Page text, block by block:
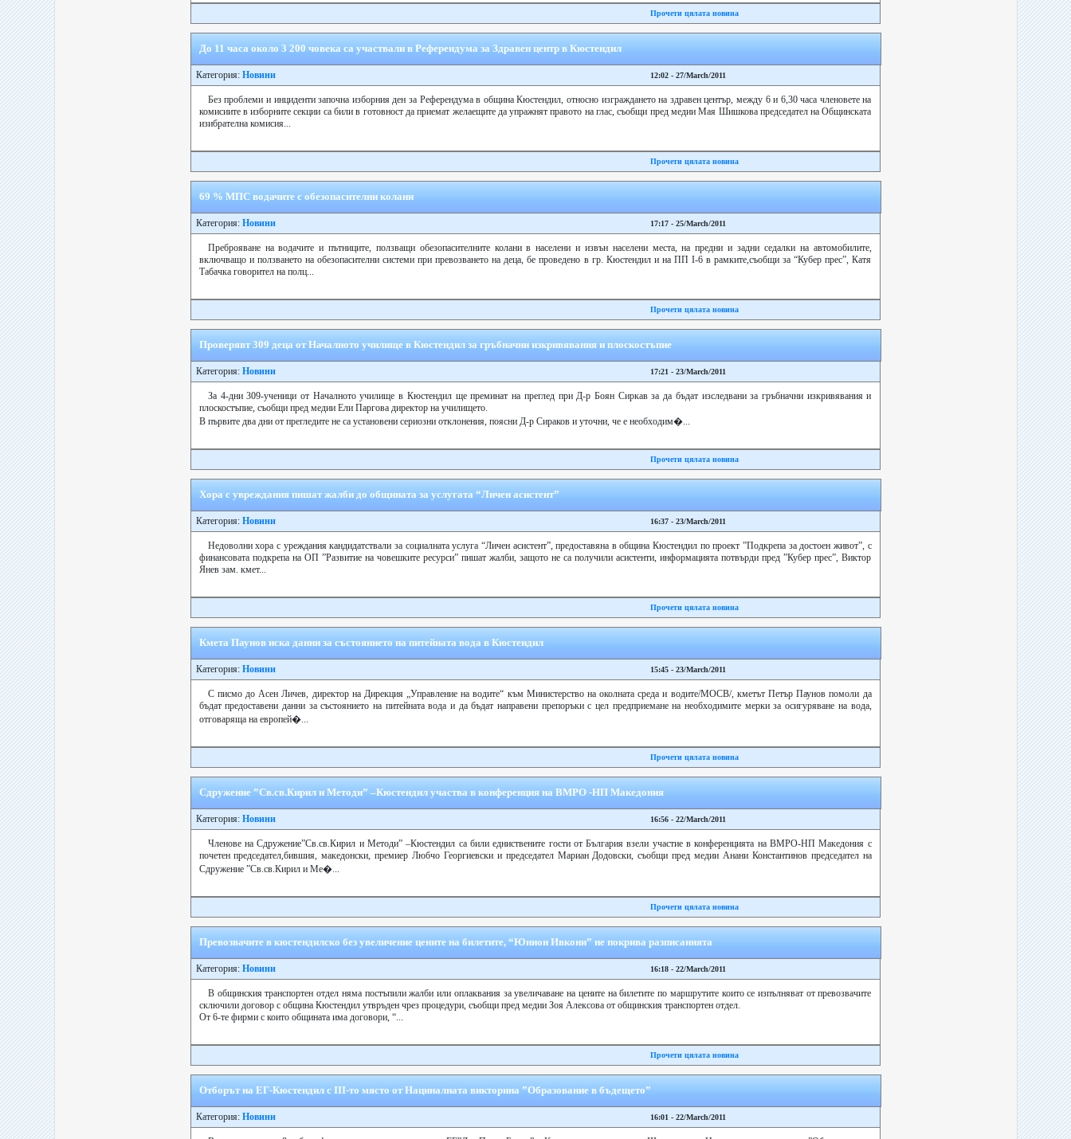
Прочети цялата новина
До 11 часа около 3 200 човека са участвали в Референдума за Здравен центр в Кюстендил
Категория: Новини 12:02 - 27/March/2011
Без проблеми и инциденти започна изборния ден за Референдума в община Кюстендил, относно изграждането на здравен център, между 6 и 6,30 часа членовете на
комисиите в изборните секции са били в готовност да приемат желаещите да упражнят правото на глас, съобщи пред медии Мая Шишкова председател на Общинската
изибрателна комисия...
Прочети цялата новина
69 % МПС водачите с обезопасителни колани
Категория: Новини 17:17 - 25/March/2011
Преброяване на водачите и пътниците, ползващи обезопасителните колани в населени и извън населени места, на предни и задни седалки на автомобилите,
включващо и ползването на обезопасителни системи при превозването на деца, бе проведено в гр. Кюстендил и на ПП І-6 в рамките,съобщи за “Кубер прес”, Катя
Табачка говорител на полц...
Прочети цялата новина
Проверявт 309 деца от Началното училище в Кюстендил за гръбначни изкривявания и плоскостъпие
Категория: Новини 17:21 - 23/March/2011
За 4-дни 309-ученици от Началното училище в Кюстендил ще преминат на преглед при Д-р Боян Сиркав за да бъдат изследвани за гръбначни изкривявания и
плоскостъпие, съобщи пред медии Ели Паргова директор на училището.
В първите два дни от прегледите не са установени сериозни отклонения, поясни Д-р Сираков и уточни, че е необходим�...
Прочети цялата новина
Хора с увреждания пишат жалби до общината за услугата “Личен асистент”
Категория: Новини 16:37 - 23/March/2011
Недоволни хора с уреждания кандидатствали за социалната услуга “Личен асистент”, предоставяна в община Кюстендил по проект ”Подкрепа за достоен живот”, с
финансовата подкрепа на ОП ”Развитие на човешките ресурси” пишат жалби, защото не са получили асистенти, информацията потвърди пред ”Кубер прес”, Виктор
Янев зам. кмет...
Прочети цялата новина
Кмета Паунов иска данни за състоянието на питейната вода в Кюстендил
Категория: Новини 15:45 - 23/March/2011
С писмо до Асен Личев, директор на Дирекция „Управление на водите“ към Министерство на околната среда и водите/МОСВ/, кметът Петър Паунов помоли да
бъдат предоставени данни за състоянието на питейната вода и да бъдат направени препоръки с цел предприемане на необходимите мерки за осигуряване на вода,
отговаряща на европей�...
Прочети цялата новина
Сдружение ”Св.св.Кирил и Методи” –Кюстендил участва в конференция на ВМРО -НП Македония
Категория: Новини 16:56 - 22/March/2011
Членове на Сдружение”Св.св.Кирил и Методи” –Кюстендил са били едниствените гости от България взели участие в конференцията на ВМРО-НП Македония с
почетен председател,бившия, македонски, премиер Любчо Георгиевски и председател Мариан Додовски, съобщи пред медии Анани Константинов председател на
Сдружение ”Св.св.Кирил и Ме�...
Прочети цялата новина
Превозвачите в кюстендилско без увеличение цените на билетите, “Юнион Ивкони” не покрива разписанията
Категория: Новини 16:18 - 22/March/2011
В общинския транспортен отдел няма постъпили жалби или оплаквания за увеличаване на цените на билетите по маршрутите които се изпълняват от превозвачите
сключили договор с община Кюстендил утвръден чрез процедури, съобщи пред медии Зоя Алексова от общинския транспортен отдел.
От 6-те фирми с които общината има договори, “...
Прочети цялата новина
Отборът на ЕГ-Кюстендил с ІІІ-то мястo от Нациналната викторина ”Образование в бъдещето”
Категория: Новини 16:01 - 22/March/2011